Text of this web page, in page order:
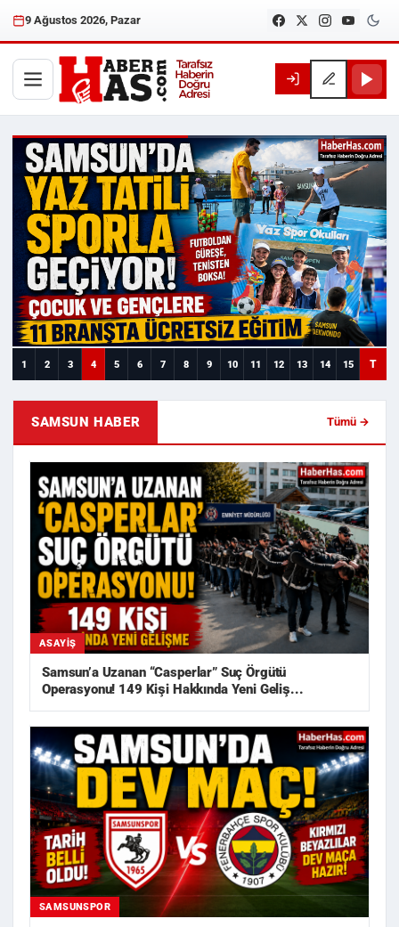
9 Ağustos 2026, Pazar
Haberhas — Samsun Son
1 2 3 4 5 6 7 8 9 10 11 12 13 14 15 T
SAMSUN HABER Tümü →
ASAYIŞ
Samsun’a Uzanan “Casperlar” Suç Örgütü
Operasyonu! 149 Kişi Hakkında Yeni Geliş...
SAMSUNSPOR